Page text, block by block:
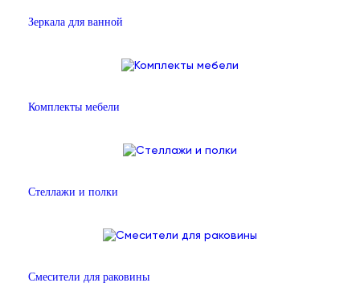
Зеркала для ванной
Комплекты мебели
Стеллажи и полки
Смесители для раковины